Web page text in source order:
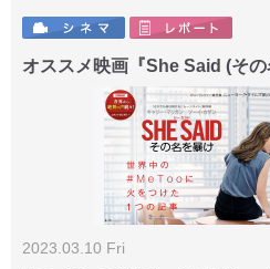
オススメ映画『She Said (その
2023.03.10 Fri